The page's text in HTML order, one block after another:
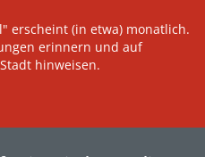
erscheint (in etwa) monatlich.
erinnern und auf
hinweisen.